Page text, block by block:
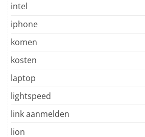
intel
iphone
komen
kosten
laptop
lightspeed
link aanmelden
lion